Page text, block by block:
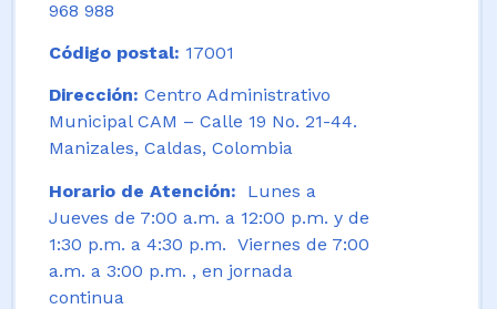
968 988
Código postal: 17001
Dirección: Centro Administrativo
Municipal CAM – Calle 19 No. 21-44.
Manizales, Caldas, Colombia
Horario de Atención: Lunes a
Jueves de 7:00 a.m. a 12:00 p.m. y de
1:30 p.m. a 4:30 p.m. Viernes de 7:00
a.m. a 3:00 p.m. , en jornada
continua